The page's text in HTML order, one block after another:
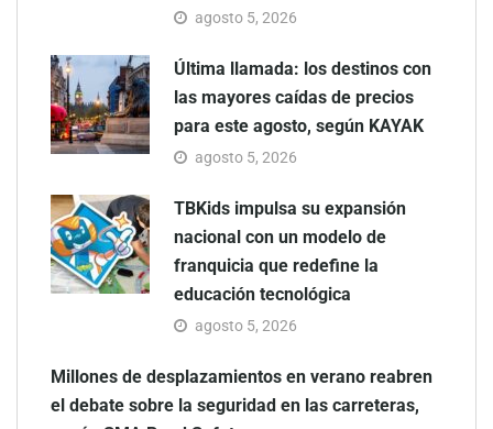
agosto 5, 2026
Última llamada: los destinos con
las mayores caídas de precios
para este agosto, según KAYAK
agosto 5, 2026
TBKids impulsa su expansión
nacional con un modelo de
franquicia que redefine la
educación tecnológica
agosto 5, 2026
Millones de desplazamientos en verano reabren
el debate sobre la seguridad en las carreteras,